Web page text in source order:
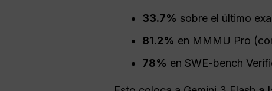
33.7% sobre el último
81.2% en MMMU Pro
78% en SWE-bench